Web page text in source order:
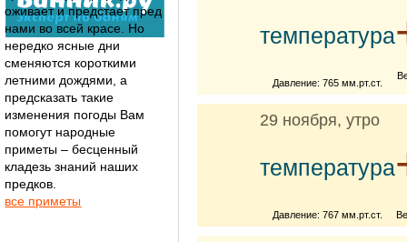
оживает и предстает пред
нами во всей красе. Но
нередко ясные дни
сменяются короткими
летними дождями, а
предсказать такие
изменения погоды Вам
помогут народные
приметы – бесценный
кладезь знаний наших
предков.
все приметы
температура
Давление: 765 мм.рт.ст.
29 ноября, утро
температура
Давление: 767 мм.рт.ст.